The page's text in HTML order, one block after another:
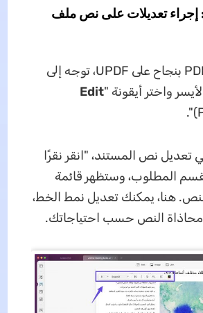
إجراء تعديلات على نص ملف
بعد فتح ملف PDF بنجاح على UPDF، توجه إلى
واختر أيقونة "Edit
تعديل نص المستند، "انقر نقرًا
المطلوب، وستظهر قائمة
هنا، يمكنك تعديل نمط الخط،
النص حسب احتياجاتك.